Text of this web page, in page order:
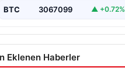
BTC 3067099 ▲ +0.72%
Eklenen Haberler